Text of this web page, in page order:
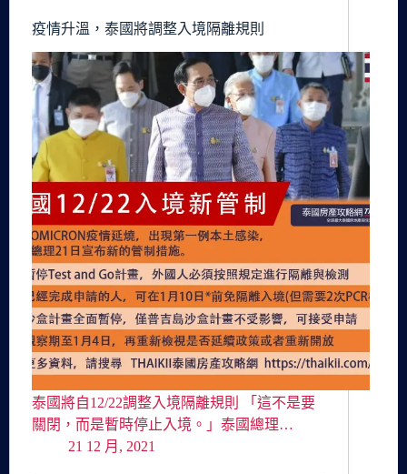
疫情升溫，泰國將調整入境隔離規則
泰國將自12/22調整入境隔離規則 「這不是要
關閉，而是暫時停止入境。」泰國總理…
21 12 月, 2021